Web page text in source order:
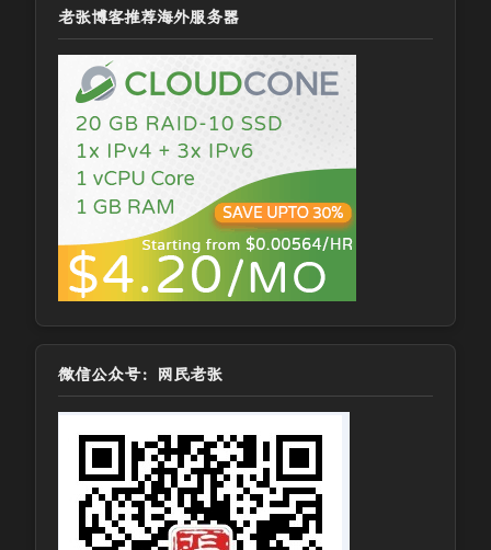
老张博客推荐海外服务器
微信公众号：网民老张